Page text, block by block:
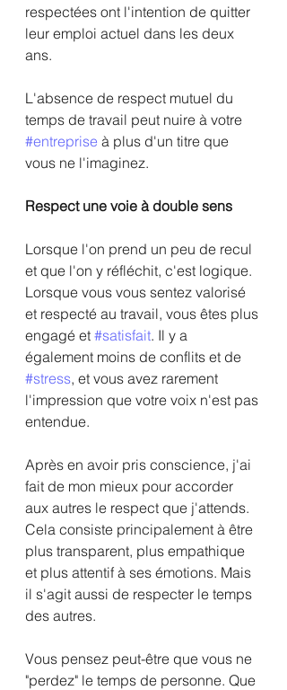
respectées ont l'intention de quitter
leur emploi actuel dans les deux
ans.
L'absence de respect mutuel du
temps de travail peut nuire à votre
#entreprise à plus d'un titre que
vous ne l'imaginez.
Respect une voie à double sens
Lorsque l'on prend un peu de recul
et que l'on y réfléchit, c'est logique.
Lorsque vous vous sentez valorisé
et respecté au travail, vous êtes plus
engagé et #satisfait. Il y a
également moins de conflits et de
#stress, et vous avez rarement
l'impression que votre voix n'est pas
entendue.
Après en avoir pris conscience, j'ai
fait de mon mieux pour accorder
aux autres le respect que j'attends.
Cela consiste principalement à être
plus transparent, plus empathique
et plus attentif à ses émotions. Mais
il s'agit aussi de respecter le temps
des autres.
Vous pensez peut-être que vous ne
"perdez" le temps de personne. Que